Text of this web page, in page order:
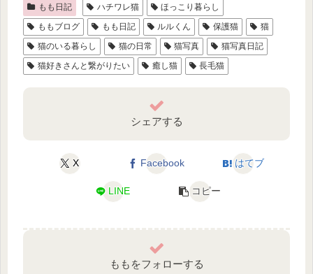
もも日記 ハチワレ猫
ほっこり暮らし
ももブログ
もも日記 ルルくん 保護猫
猫
猫のいる暮らし
猫の日常 猫写真
猫写真日記
猫好きさんと繋がりたい
癒し猫 長毛猫
シェアする
X Facebook はてブ
LINE コピー
ももをフォローする